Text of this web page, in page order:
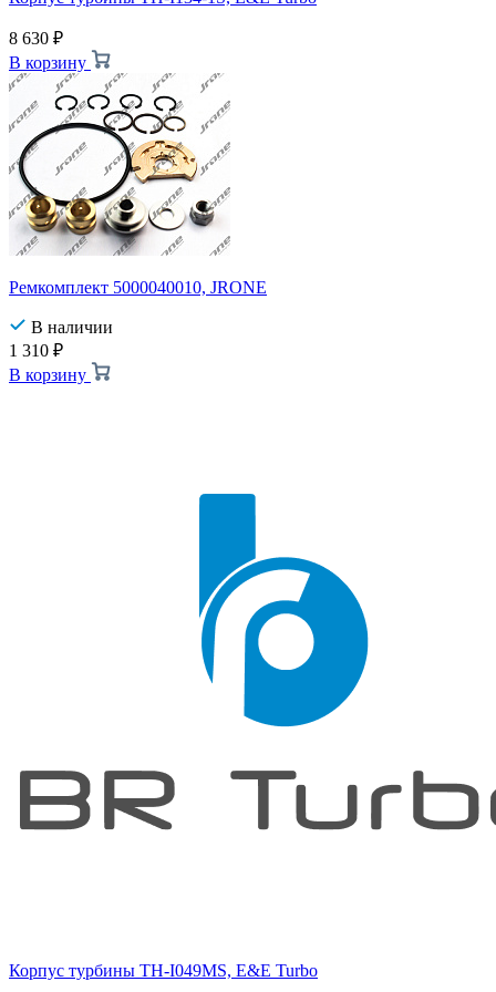
8 630 ₽
В корзину
Ремкомплект 5000040010, JRONE
В наличии
1 310 ₽
В корзину
Корпус турбины TH-I049MS, E&E Turbo